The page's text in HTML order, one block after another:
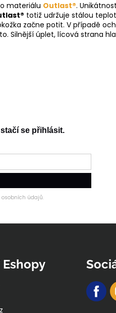
materiálu Outlast®.
totiž udržuje stálou
začne potit. V případě
Silnější úplet, lícová strana
se přihlásit.
údajů.